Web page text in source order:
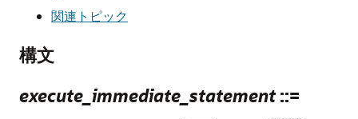
関連トピック
構文
execute_immediate_statement::=